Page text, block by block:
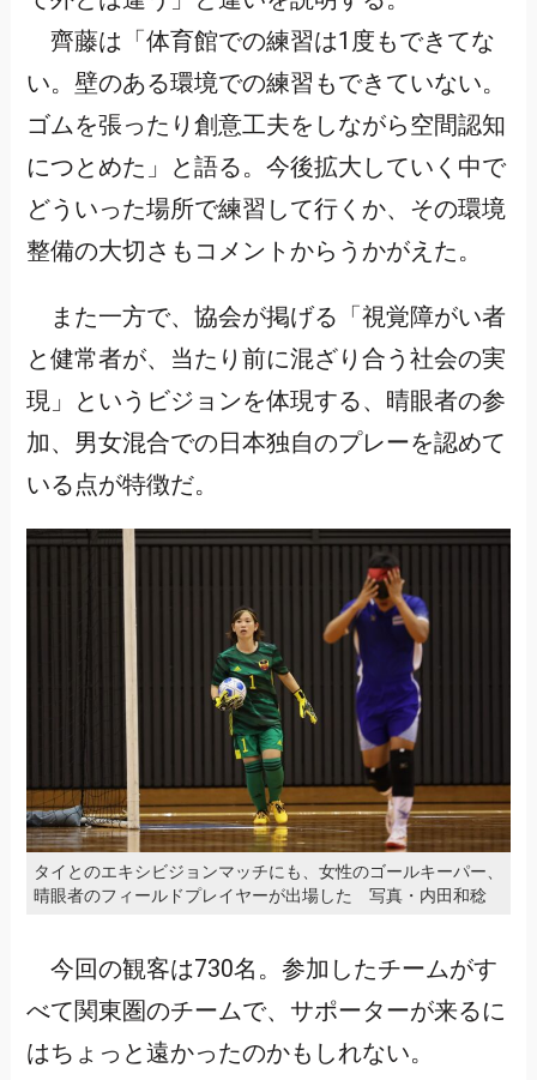
齊藤は「体育館での練習は1度もできてな
い。壁のある環境での練習もできていない。
ゴムを張ったり創意工夫をしながら空間認知
につとめた」と語る。今後拡大していく中で
どういった場所で練習して行くか、その環境
整備の大切さもコメントからうかがえた。
また一方で、協会が掲げる「視覚障がい者
と健常者が、当たり前に混ざり合う社会の実
現」というビジョンを体現する、晴眼者の参
加、男女混合での日本独自のプレーを認めて
いる点が特徴だ。
タイとのエキシビジョンマッチにも、女性のゴールキーパー、
晴眼者のフィールドプレイヤーが出場した 写真・内田和稔
今回の観客は730名。参加したチームがす
べて関東圏のチームで、サポーターが来るに
はちょっと遠かったのかもしれない。